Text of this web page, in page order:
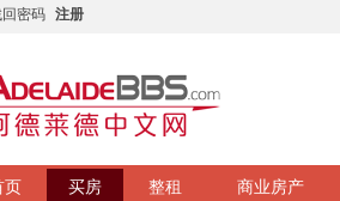
密码 注册
页
买房
整租
商业房产